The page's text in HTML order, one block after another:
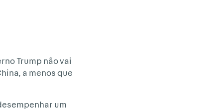
Trump não vai
a menos que
um